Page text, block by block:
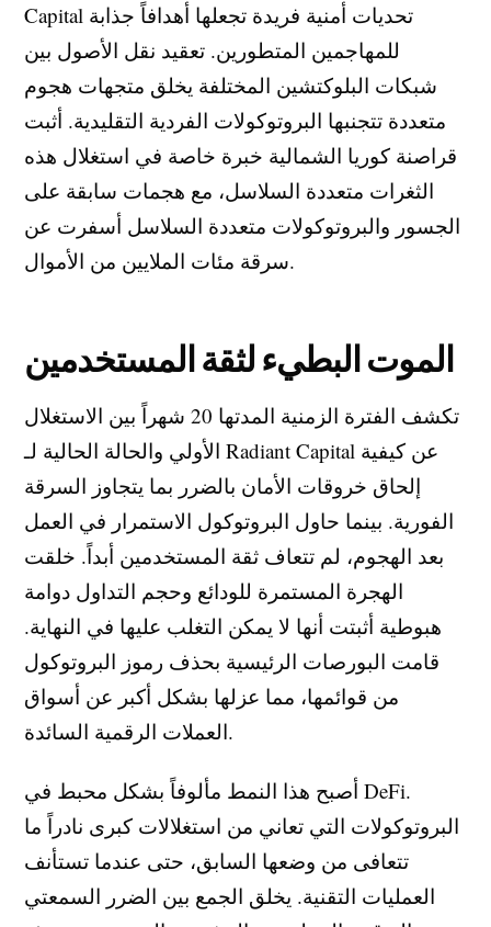
Capital تحديات أمنية فريدة تجعلها أهدافاً جذابة
للمهاجمين المتطورين. تعقيد نقل الأصول بين
شبكات البلوكتشين المختلفة يخلق متجهات هجوم
متعددة تتجنبها البروتوكولات الفردية التقليدية. أثبت
قراصنة كوريا الشمالية خبرة خاصة في استغلال هذه
الثغرات متعددة السلاسل، مع هجمات سابقة على
الجسور والبروتوكولات متعددة السلاسل أسفرت عن
سرقة مئات الملايين من الأموال.
الموت البطيء لثقة المستخدمين
تكشف الفترة الزمنية المدتها 20 شهراً بين الاستغلال
الأولي والحالة الحالية لـ Radiant Capital عن كيفية
إلحاق خروقات الأمان بالضرر بما يتجاوز السرقة
الفورية. بينما حاول البروتوكول الاستمرار في العمل
بعد الهجوم، لم تتعاف ثقة المستخدمين أبداً. خلقت
الهجرة المستمرة للودائع وحجم التداول دوامة
هبوطية أثبتت أنها لا يمكن التغلب عليها في النهاية.
قامت البورصات الرئيسية بحذف رموز البروتوكول
من قوائمها، مما عزلها بشكل أكبر عن أسواق
العملات الرقمية السائدة.
أصبح هذا النمط مألوفاً بشكل محبط في DeFi.
البروتوكولات التي تعاني من استغلالات كبرى نادراً ما
تتعافى من وضعها السابق، حتى عندما تستأنف
العمليات التقنية. يخلق الجمع بين الضرر السمعتي